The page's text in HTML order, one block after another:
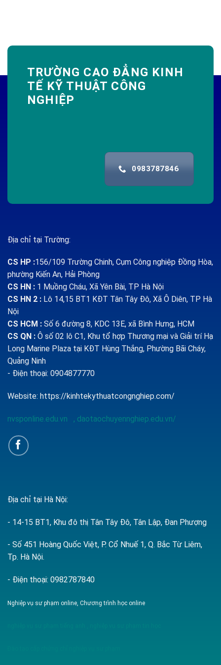
TRƯỜNG CAO ĐẲNG KINH
TẾ KỸ THUẬT CÔNG
NGHIỆP
0983787846
Địa chỉ tại Trường:
CS HP :156/109 Trường Chinh, Cụm Công nghiệp Đồng Hòa,
phường Kiến An, Hải Phòng
CS HN : 1 Muồng Cháu, Xã Yên Bài, TP Hà Nội
CS HN 2 : Lô 14,15 BT1 KĐT Tân Tây Đô, Xã Ô Diên, TP Hà
Nội
CS HCM : Số 6 đường 8, KDC 13E, xã Bình Hưng, HCM
CS QN : Ô số 02 lô C1, Khu tổ hợp Thương mại và Giải trí Hạ
Long Marine Plaza tại KĐT Hùng Thắng, Phường Bãi Cháy,
Quảng Ninh
- Điện thoại: 0904877770
Website: https://kinhtekythuatcongnghiep.com/
nvsponline.edu.vn , daotaochuyennghiep.edu.vn/
Địa chỉ tại Hà Nội:
- 14-15 BT1, Khu đô thị Tân Tây Đô, Tân Lập, Đan Phượng
- Số 451 Hoàng Quốc Việt, P. Cổ Nhuế 1, Q. Bắc Từ Liêm,
Tp. Hà Nội.
- Điện thoại: 0982787840
Nghiệp vụ sư phạm online, Chương trình học online